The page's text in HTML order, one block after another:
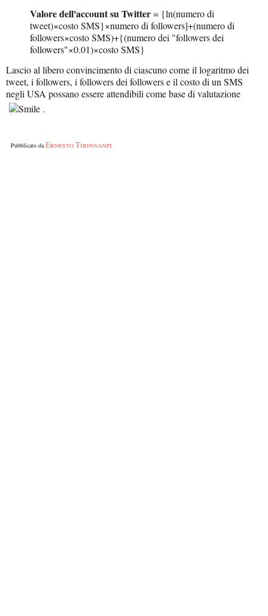
Valore dell'account su Twitter= {ln(numero di
tweet)×costo SMS}×numero di followers]+(numero di
followers×costo SMS)+{(numero dei "followers dei
followers"×0.01)×costo SMS}
Lascio al libero convincimento di ciascuno come il logaritmo dei
tweet, i followers, i followers dei followers e il costo di un SMS
negli USA possano essere attendibili come base di valutazione
.
Pubblicato daErnesto Tirinnanzi